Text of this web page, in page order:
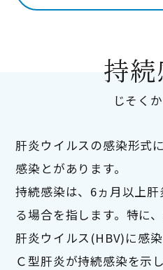
持
じそく
肝炎ウイルスの感染形式
感染とがあります。
持続感染は、6ヵ月以上
る場合を指します。特に
肝炎ウイルス(HBV)に感
Ｃ型肝炎が持続感染を示